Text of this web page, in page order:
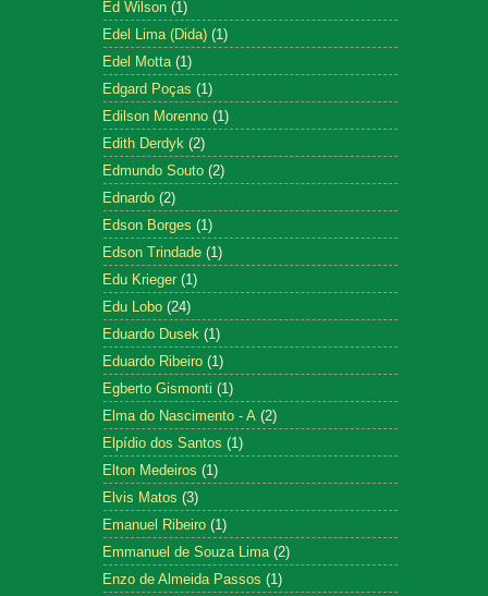
Ed Wilson (1)
Edel Lima (Dida) (1)
Edel Motta (1)
Edgard Poças (1)
Edilson Morenno (1)
Edith Derdyk (2)
Edmundo Souto (2)
Ednardo (2)
Edson Borges (1)
Edson Trindade (1)
Edu Krieger (1)
Edu Lobo (24)
Eduardo Dusek (1)
Eduardo Ribeiro (1)
Egberto Gismonti (1)
Elma do Nascimento - A (2)
Elpídio dos Santos (1)
Elton Medeiros (1)
Elvis Matos (3)
Emanuel Ribeiro (1)
Emmanuel de Souza Lima (2)
Enzo de Almeida Passos (1)